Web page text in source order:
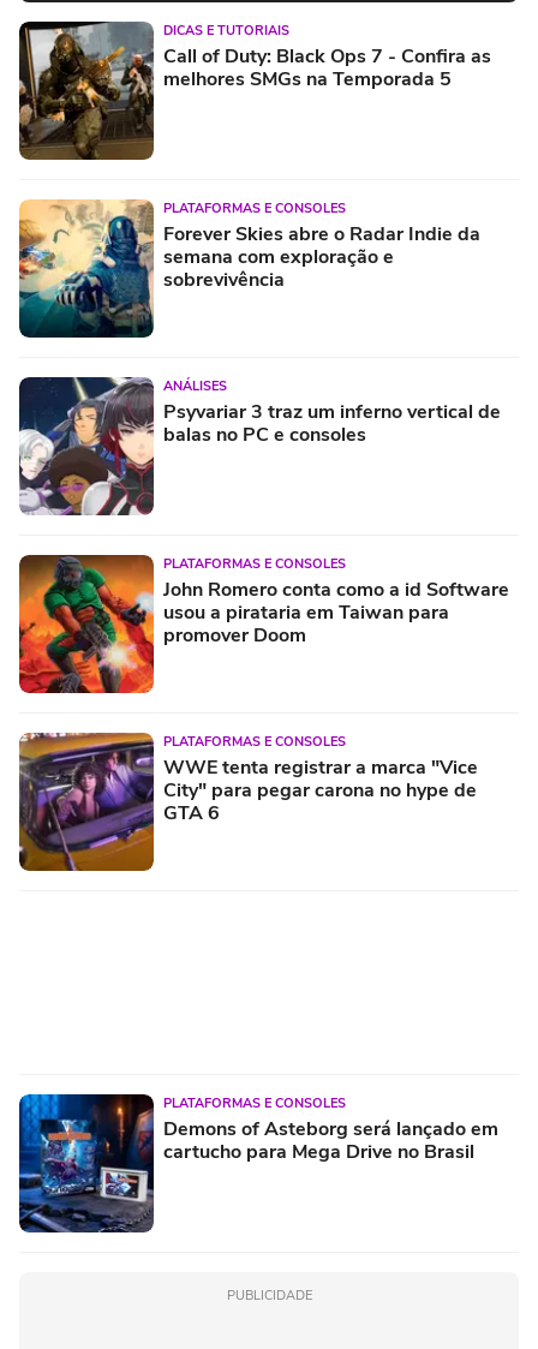
DICAS E TUTORIAIS
Call of Duty: Black Ops 7 - Confira as
melhores SMGs na Temporada 5
PLATAFORMAS E CONSOLES
Forever Skies abre o Radar Indie da
semana com exploração e
sobrevivência
ANÁLISES
Psyvariar 3 traz um inferno vertical de
balas no PC e consoles
PLATAFORMAS E CONSOLES
John Romero conta como a id Software
usou a pirataria em Taiwan para
promover Doom
PLATAFORMAS E CONSOLES
WWE tenta registrar a marca "Vice
City" para pegar carona no hype de
GTA 6
PLATAFORMAS E CONSOLES
Demons of Asteborg será lançado em
cartucho para Mega Drive no Brasil
PUBLICIDADE